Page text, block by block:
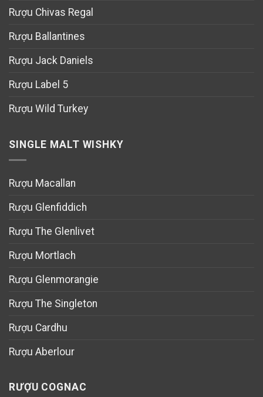
Rượu Chivas Regal
Rượu Ballantines
Rượu Jack Daniels
Rượu Label 5
Rượu Wild Turkey
SINGLE MALT WISHKY
Rượu Macallan
Rượu Glenfiddich
Rượu The Glenlivet
Rượu Mortlach
Rượu Glenmorangie
Rượu The Singleton
Rượu Cardhu
Rượu Aberlour
RƯỢU COGNAC